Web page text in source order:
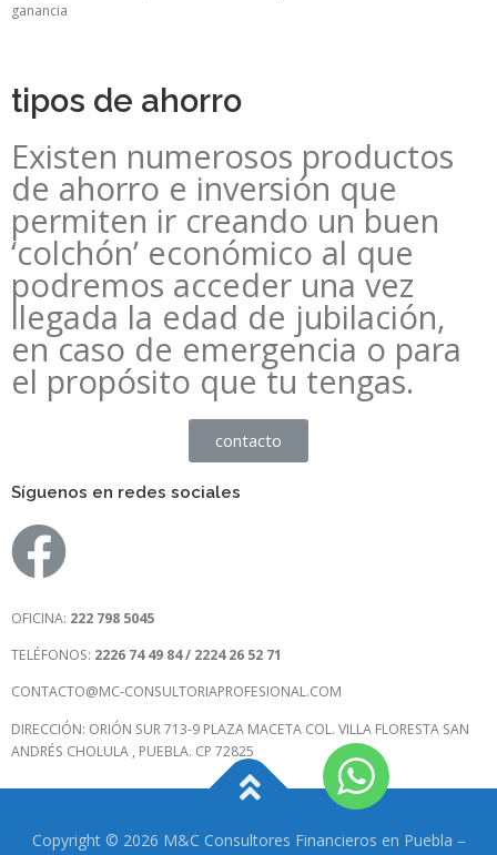
ganancia
tipos de ahorro
Existen numerosos productos
de ahorro e inversión que
permiten ir creando un buen
‘colchón’ económico al que
podremos acceder una vez
llegada la edad de jubilación,
en caso de emergencia o para
el propósito que tu tengas.
contacto
Síguenos en redes sociales
OFICINA: 222 798 5045
TELÉFONOS: 2226 74 49 84 / 2224 26 52 71
CONTACTO@MC-CONSULTORIAPROFESIONAL.COM
DIRECCIÓN: ORIÓN SUR 713-9 PLAZA MACETA COL. VILLA FLORESTA SAN
ANDRÉS CHOLULA , PUEBLA. CP 72825​
Copyright © 2026 M&C Consultores Financieros en Puebla –